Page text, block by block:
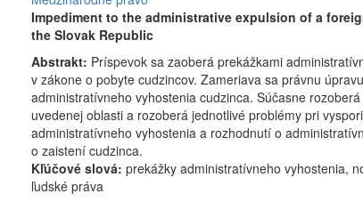
Impediment to the administrative expulsion of a
the Slovak Republic
Abstrakt: Príspevok sa zaoberá prekážkami
v zákone o pobyte cudzincov. Zameriava sa právnu
administratívneho vyhostenia cudzinca. Súčasne
uvedenej oblasti a rozoberá jednotlivé problémy pri
administratívneho vyhostenia a rozhodnutí o
o zaistení cudzinca.
Kľúčové slová: prekážky administratívneho vyhostenia,
ľudské práva